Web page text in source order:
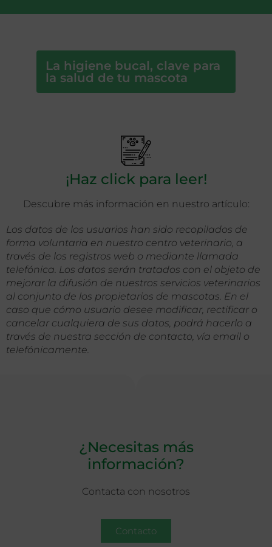
La higiene bucal, clave para
la salud de tu mascota
¡Haz click para leer!
Descubre más información en nuestro artículo:
Los datos de los usuarios han sido recopilados de
forma voluntaria en nuestro centro veterinario, a
través de los registros web o mediante llamada
telefónica. Los datos serán tratados con el objeto de
mejorar la difusión de nuestros servicios veterinarios
al conjunto de los propietarios de mascotas. En el
caso que cómo usuario desee modificar, rectificar o
cancelar cualquiera de sus datos, podrá hacerlo a
través de nuestra sección de contacto, vía email o
telefónicamente.
¿Necesitas más
información?
Contacta con nosotros
Contacto